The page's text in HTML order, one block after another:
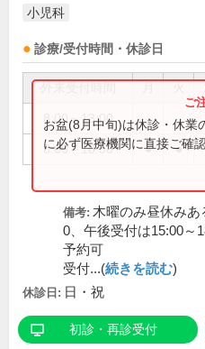
小児科
診療/受付時間・休診日
8:00～13:00
8:00～18:30 ● ●
お盆(8月中旬)は休診・休業
に必ず医療機関に直接ご確
備考: 木曜のみ昼休みあ
0、午後受付は15:00～
予約可
受付...(続きを読む)
休診日: 日・祝
初診・再診受付